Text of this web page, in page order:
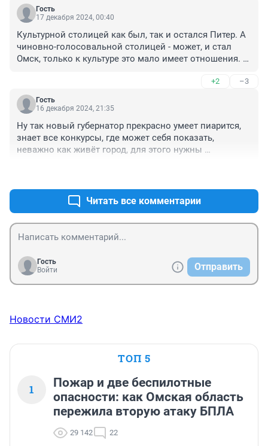
Гость
17 декабря 2024, 00:40
Культурной столицей как был, так и остался Питер. А
чиновно-голосовальной столицей - может, и стал
Омск, только к культуре это мало имеет отношения. И
поставила 166 тысяч на уровень больше 171 тысячи:
это - отдельная и особая хохма!)) Так как, проиграть в
голсовальной и стать победителем в сугубо
(эксперткомиссии, по-нынешнему) и с разрешения
месткома - та еще песня, почти столетней давности!))
+2 –3
Гость
16 декабря 2024, 21:35
Ну так новый губернатор прекрасно умеет пиарится,
знает все конкурсы, где может себя показать,
неважно как живёт город, для этого нужны
давно должны были сдать, а теперь и денег не
хватает, которые неизвестно куда делись, ведь
ничего не делалось, кое как открыли два проезда на
Левом берегу (за неделю), зато второй мост
ремонтировать начали - вокруг сплошные пробки,
народ бежит из города. Так что "победа" это очень
смешно.
Читать все комментарии
Гость
Войти
Отправить
Новости СМИ2
ТОП 5
1
Пожар и две беспилотные
опасности: как Омская область
пережила вторую атаку БПЛА
29 142 22